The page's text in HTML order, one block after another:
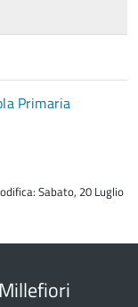
Primaria
Sabato, 20 Luglio